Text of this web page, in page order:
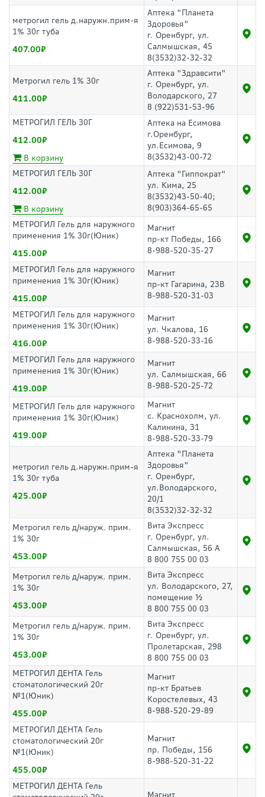
метрогил гель д.наружн.прим-я
1% 30г туба
407.00
Аптека "Планета
Здоровья"
г. Оренбург, ул.
Салмышская, 45
8(3532)32-32-32
Метрогил гель 1% 30г
411.00
Аптека "Здравсити"
г. Оренбург, ул.
Володарского, 27
8 (922)531-53-96
МЕТРОГИЛ ГЕЛЬ 30Г
412.00
В корзину
Аптека на Есимова
г.Оренбург,
ул.Есимова, 9
8(3532)43-00-72
МЕТРОГИЛ ГЕЛЬ 30Г
412.00
В корзину
Аптека "Гиппократ"
ул. Кима, 25
8(3532)43-50-40;
8(903)364-65-65
МЕТРОГИЛ Гель для наружного
применения 1% 30г(Юник)
415.00
Магнит
пр-кт Победы, 166
8-988-520-35-27
МЕТРОГИЛ Гель для наружного
применения 1% 30г(Юник)
415.00
Магнит
пр-кт Гагарина, 23В
8-988-520-31-03
МЕТРОГИЛ Гель для наружного
применения 1% 30г(Юник)
416.00
Магнит
ул. Чкалова, 16
8-988-520-33-16
МЕТРОГИЛ Гель для наружного
применения 1% 30г(Юник)
419.00
Магнит
ул. Салмышская, 66
8-988-520-25-72
МЕТРОГИЛ Гель для наружного
применения 1% 30г(Юник)
419.00
Магнит
с. Краснохолм, ул.
Калинина, 31
8-988-520-33-79
метрогил гель д.наружн.прим-я
1% 30г туба
425.00
Аптека "Планета
Здоровья"
г. Оренбург,
ул.Володарского,
20/1
8(3532)32-32-32
Метрогил гель д/наруж. прим.
1% 30г
453.00
Вита Экспресс
г. Оренбург, ул.
Салмышская, 56 А
8 800 755 00 03
Метрогил гель д/наруж. прим.
1% 30г
453.00
Вита Экспресс
ул. Володарского, 27,
помещение ½
8 800 755 00 03
Метрогил гель д/наруж. прим.
1% 30г
453.00
Вита Экспресс
г. Оренбург, ул.
Пролетарская, 298
8 800 755 00 03
МЕТРОГИЛ ДЕНТА Гель
стоматологический 20г
№1(Юник)
455.00
Магнит
пр-кт Братьев
Коростелевых, 43
8-988-520-29-89
МЕТРОГИЛ ДЕНТА Гель
стоматологический 20г
№1(Юник)
455.00
Магнит
пр. Победы, 156
8-988-520-31-22
МЕТРОГИЛ ДЕНТА Гель
Магнит